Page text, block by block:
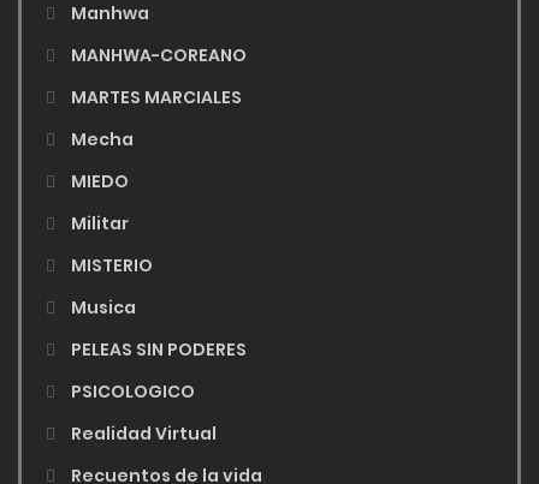
Manhwa
MANHWA-COREANO
MARTES MARCIALES
Mecha
MIEDO
Militar
MISTERIO
Musica
PELEAS SIN PODERES
PSICOLOGICO
Realidad Virtual
Recuentos de la vida